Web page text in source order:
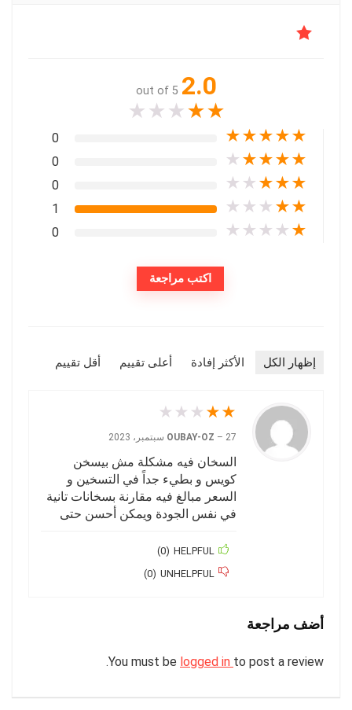
2.0
out of 5
★
★
★
★
★
★
★
★
★
★
0
★
★
★
★
★
0
★
★
★
★
★
0
★
★
★
★
★
1
★
★
★
★
★
0
اكتب مراجعة
إظهار الكل الأكثر إفادة أعلى تقييم أقل تقييم
★
★
★
★
★
OUBAY-OZ – 27 سبتمبر، 2023
السخان فيه مشكلة مش بيسخن
كويس و بطيء جداً في التسخين و
السعر مبالغ فيه مقارنة بسخانات تانية
في نفس الجودة ويمكن أحسن حتى
HELPFUL
(
0
)
UNHELPFUL
(
0
)
أضف مراجعة
You must be logged in to post a review.